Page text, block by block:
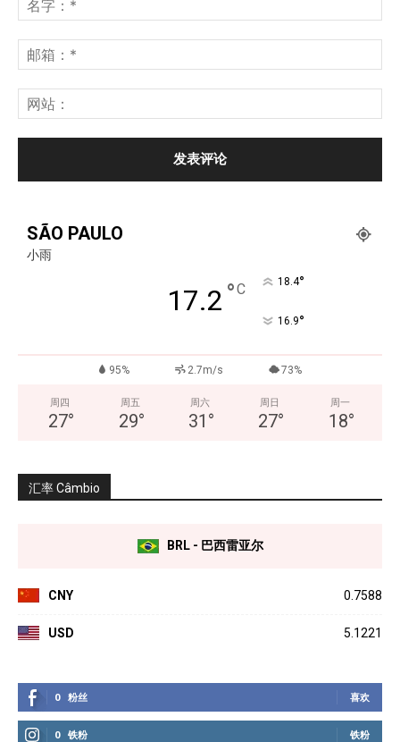
SÃO PAULO
小雨
17.2 °C 18.4°
16.9°
95% 2.7m/s 73%
周四
27°
周五
29°
周六
31 °
周日
27°
周一
18°
汇率 Câmbio
BRL - 巴西雷亚尔
CNY 0.7588
USD 5.1221
0 粉丝 喜欢
0 铁粉 铁粉